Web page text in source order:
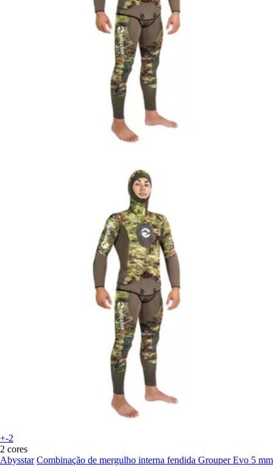
+-2
2 cores
Abysstar Combinação de mergulho interna fendida Grouper Evo 5 mm